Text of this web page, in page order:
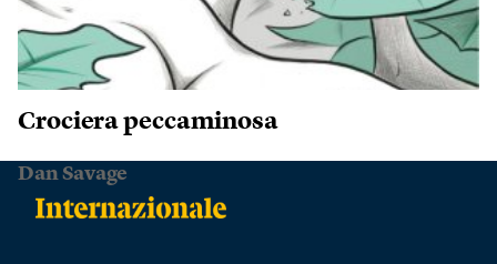
Crociera peccaminosa
Dan Savage